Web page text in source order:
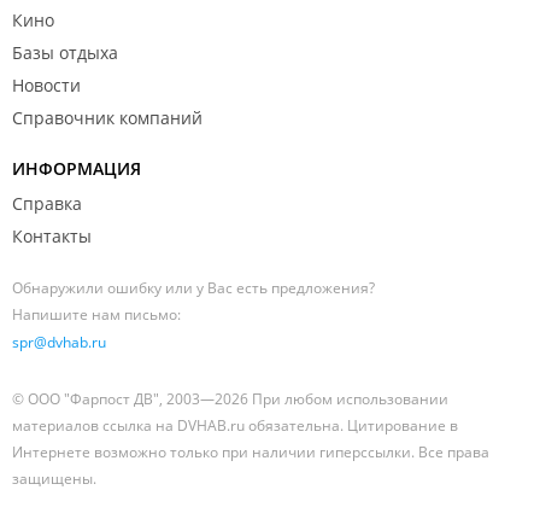
Кино
Базы отдыха
Новости
Справочник компаний
ИНФОРМАЦИЯ
Справка
Контакты
Обнаружили ошибку или у Вас есть предложения?
Напишите нам письмо:
spr@dvhab.ru
© ООО "Фарпост ДВ", 2003—2026 При любом использовании
материалов ссылка на DVHAB.ru обязательна. Цитирование в
Интернете возможно только при наличии гиперссылки. Все права
защищены.